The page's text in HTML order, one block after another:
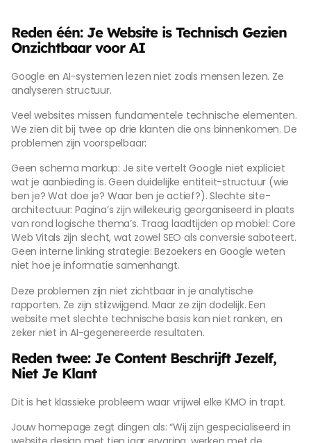
Reden één: Je Website is Technisch Gezien
Onzichtbaar voor AI
Google en AI-systemen lezen niet zoals mensen lezen. Ze
analyseren structuur.
Veel websites missen fundamentele technische elementen.
We zien dit bij twee op drie klanten die ons binnenkomen. De
problemen zijn voorspelbaar:
Geen schema markup: Je site vertelt Google niet expliciet
wat je aanbieding is. Geen duidelijke entiteit-structuur (wie
ben je? Wat doe je? Waar ben je actief?). Slechte site-
architectuur: Pagina’s zijn willekeurig georganiseerd in plaats
van rond logische thema’s. Traag laadtijden op mobiel: Core
Web Vitals zijn slecht, wat zowel SEO als conversie saboteert.
Geen interne linking strategie: Bezoekers en Google weten
niet hoe je informatie samenhangt.
Deze problemen zijn niet zichtbaar in je analytische
rapporten. Ze zijn stilzwijgend. Maar ze zijn dodelijk. Een
website met slechte technische basis kan niet ranken, en
zeker niet in AI-gegenereerde resultaten.
Reden twee: Je Content Beschrijft Jezelf,
Niet Je Klant
Dit is het klassieke probleem waar vrijwel elke KMO in trapt.
Jouw homepage zegt dingen als: “Wij zijn gespecialiseerd in